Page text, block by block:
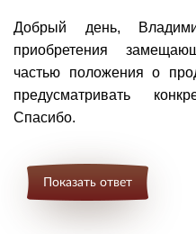
Добрый день,
приобретения
частью положения о
предусматривать
Спасибо.
Показать ответ